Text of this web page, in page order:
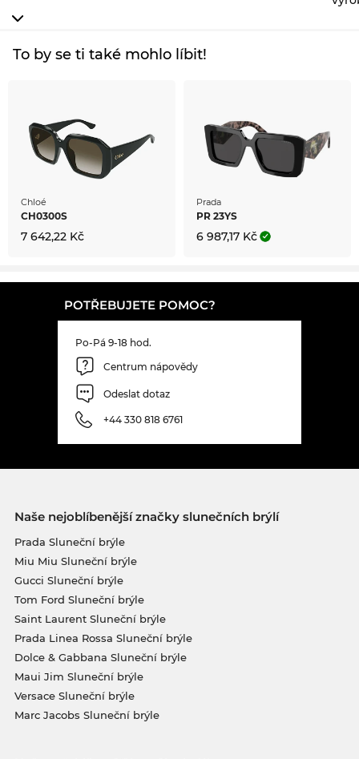
To by se ti také mohlo líbit!
Chloé
CH0300S
7 642,22 Kč
Prada
PR 23YS
6 987,17 Kč
POTŘEBUJETE POMOC?
Po-Pá 9-18 hod.
Centrum nápovědy
Odeslat dotaz
+44 330 818 6761
Naše nejoblíbenější značky slunečních brýlí
Prada Sluneční brýle
Miu Miu Sluneční brýle
Gucci Sluneční brýle
Tom Ford Sluneční brýle
Saint Laurent Sluneční brýle
Prada Linea Rossa Sluneční brýle
Dolce & Gabbana Sluneční brýle
Maui Jim Sluneční brýle
Versace Sluneční brýle
Marc Jacobs Sluneční brýle